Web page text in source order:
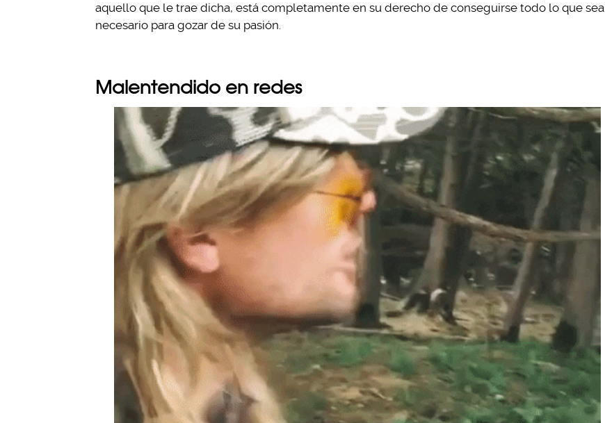
aquello que le trae dicha, está completamente en su derecho de conseguirse todo lo que sea
necesario para gozar de su pasión.
Malentendido en redes